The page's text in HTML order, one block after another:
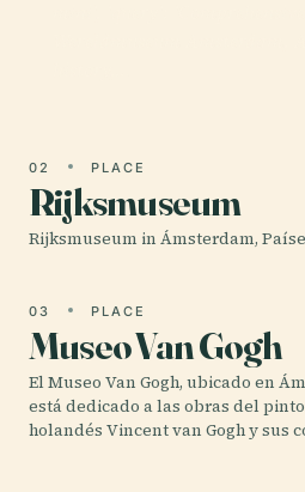
02 PLACE
Rijksmuseum
Rijksmuseum in Ámsterdam,
03 PLACE
Museo Van Gogh
El Museo Van Gogh, ubicado en
está dedicado a las obras del
holandés Vincent van Gogh y sus